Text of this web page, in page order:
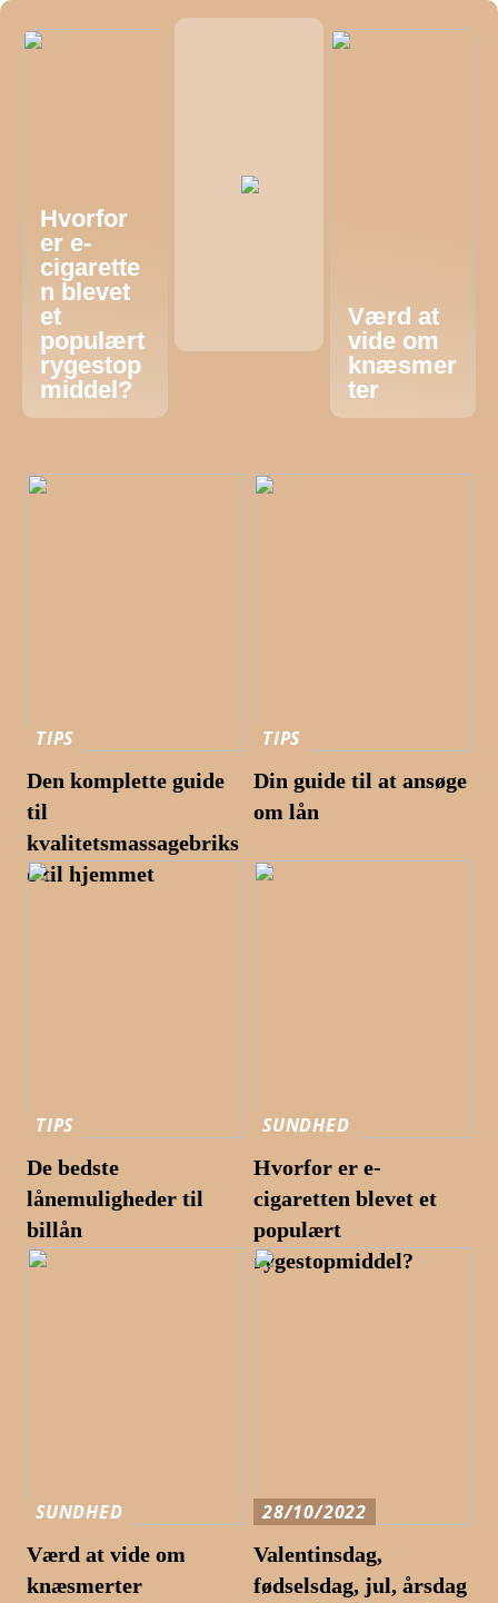
Hvorfor
er e-
cigarette
n blevet
et
populært
rygestop
middel?
Værd at
vide om
knæsmer
ter
TIPS
Den komplette guide
til
kvalitetsmassagebriks
e til hjemmet
TIPS
Din guide til at ansøge
om lån
TIPS
De bedste
lånemuligheder til
billån
SUNDHED
Hvorfor er e-
cigaretten blevet et
populært
rygestopmiddel?
SUNDHED
Værd at vide om
knæsmerter
28/10/2022
Valentinsdag,
fødselsdag, jul, årsdag